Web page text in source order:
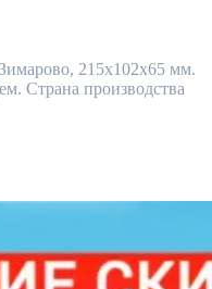
215x102x65 мм.
Страна производства